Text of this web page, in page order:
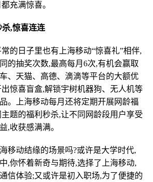
充满惊喜。
杀,惊喜连连
的日子里也有上海移动“惊喜礼”相伴,
的抽奖次数,最高每月6次,有机会赢取
、天猫、高德、滴滴等平台的大额优
惊喜盲盒,解锁宇树机器狗、无人机等
。上海移动每月还将定期开展网龄福
题的福利秒杀,让不同网龄段用户享受
,收获感满满。
移动结缘的场景吗?或许是大学时代,
,你怀着新奇与期待,选择了上海移动,
信体验;又或许是初入职场,为了便捷的